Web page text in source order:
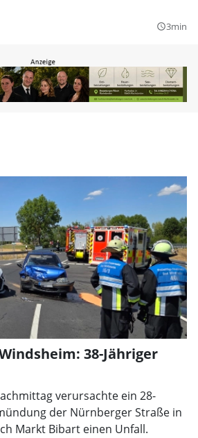
query_builder3min
38-Jähriger
verursachte ein 28-
der Nürnberger Straße in
Markt Bibart einen Unfall.